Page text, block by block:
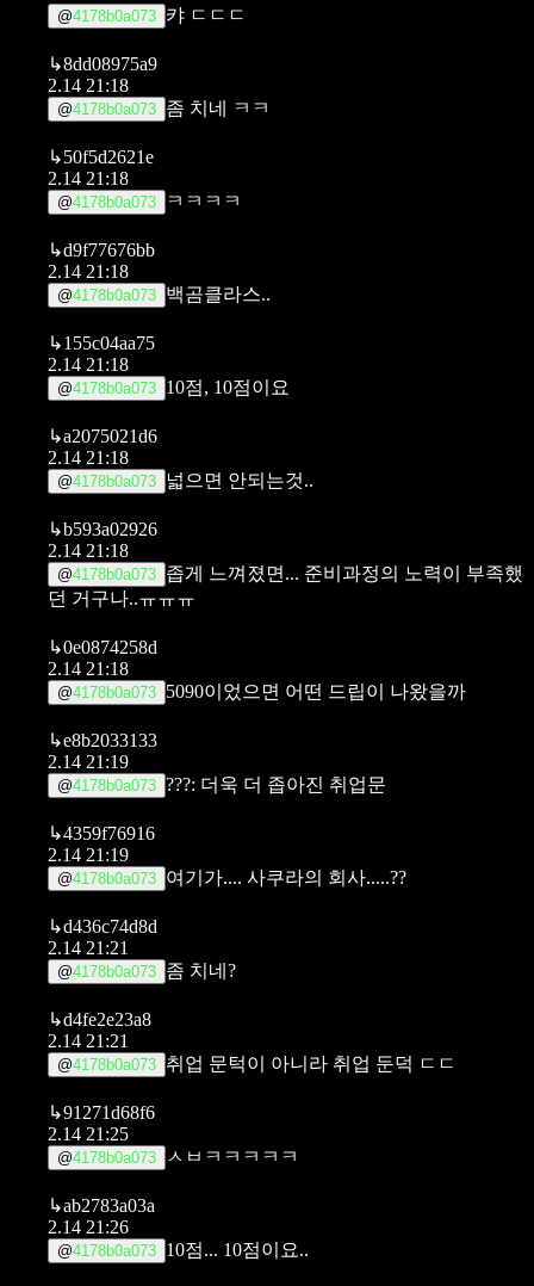
@4178b0a073 캬 ㄷㄷㄷ
↳8dd08975a9
2.14 21:18
@4178b0a073 좀 치네 ㅋㅋ
↳50f5d2621e
2.14 21:18
@4178b0a073 ㅋㅋㅋㅋ
↳d9f77676bb
2.14 21:18
@4178b0a073 백곰클라스..
↳155c04aa75
2.14 21:18
@4178b0a073 10점, 10점이요
↳a2075021d6
2.14 21:18
@4178b0a073 넓으면 안되는것..
↳b593a02926
2.14 21:18
@4178b0a073 좁게 느껴졌면... 준비과정의 노력이 부족했
던 거구나..ㅠㅠㅠ
↳0e0874258d
2.14 21:18
@4178b0a073 5090이었으면 어떤 드립이 나왔을까
↳e8b2033133
2.14 21:19
@4178b0a073 ???: 더욱 더 좁아진 취업문
↳4359f76916
2.14 21:19
@4178b0a073 여기가.... 사쿠라의 회사.....??
↳d436c74d8d
2.14 21:21
@4178b0a073 좀 치네?
↳d4fe2e23a8
2.14 21:21
@4178b0a073 취업 문턱이 아니라 취업 둔덕 ㄷㄷ
↳91271d68f6
2.14 21:25
@4178b0a073 ㅅㅂㅋㅋㅋㅋㅋ
↳ab2783a03a
2.14 21:26
@4178b0a073 10점... 10점이요..